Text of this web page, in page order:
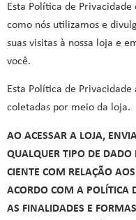
Esta Política de
como nós utilizamos e
suas visitas à nossa loja e
você.
Esta Política de
coletadas por meio da loja.
AO ACESSAR A LOJA,
QUALQUER TIPO DE DADO
CIENTE COM RELAÇÃO
ACORDO COM A POLÍTICA
AS FINALIDADES E